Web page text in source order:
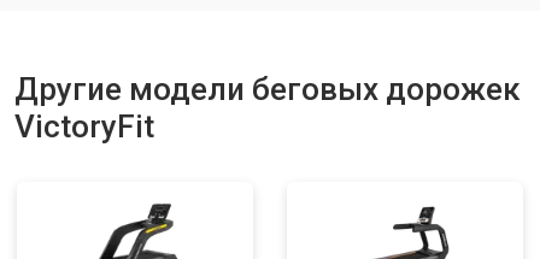
Другие модели беговых дорожек
VictoryFit